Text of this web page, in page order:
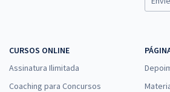
CURSOS ONLINE
Assinatura Ilimitada
Coaching para Concursos